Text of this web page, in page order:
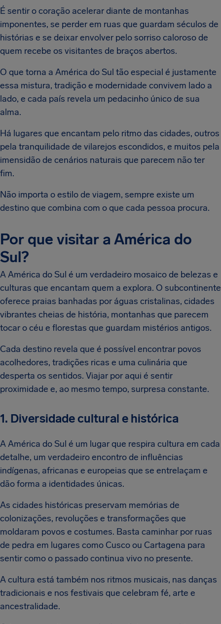
É sentir o coração acelerar diante de montanhas
imponentes, se perder em ruas que guardam séculos de
histórias e se deixar envolver pelo sorriso caloroso de
quem recebe os visitantes de braços abertos.
O que torna a América do Sul tão especial é justamente
essa mistura, tradição e modernidade convivem lado a
lado, e cada país revela um pedacinho único de sua
alma.
Há lugares que encantam pelo ritmo das cidades, outros
pela tranquilidade de vilarejos escondidos, e muitos pela
imensidão de cenários naturais que parecem não ter
fim.
Não importa o estilo de viagem, sempre existe um
destino que combina com o que cada pessoa procura.
Por que visitar a América do
Sul?
A América do Sul é um verdadeiro mosaico de belezas e
culturas que encantam quem a explora. O subcontinente
oferece praias banhadas por águas cristalinas, cidades
vibrantes cheias de história, montanhas que parecem
tocar o céu e florestas que guardam mistérios antigos.
Cada destino revela que é possível encontrar povos
acolhedores, tradições ricas e uma culinária que
desperta os sentidos. Viajar por aqui é sentir
proximidade e, ao mesmo tempo, surpresa constante.
1. Diversidade cultural e histórica
A América do Sul é um lugar que respira cultura em cada
detalhe, um verdadeiro encontro de influências
indígenas, africanas e europeias que se entrelaçam e
dão forma a identidades únicas.
As cidades históricas preservam memórias de
colonizações, revoluções e transformações que
moldaram povos e costumes. Basta caminhar por ruas
de pedra em lugares como Cusco ou Cartagena para
sentir como o passado continua vivo no presente.
A cultura está também nos ritmos musicais, nas danças
tradicionais e nos festivais que celebram fé, arte e
ancestralidade.